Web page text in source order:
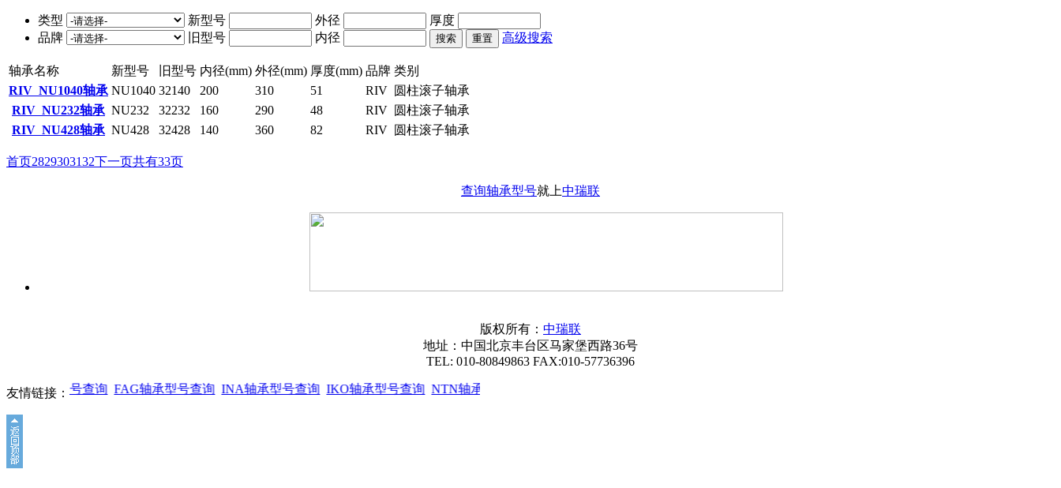
类型 新型号 外径
厚度
品牌
旧型号 内径 高级搜索
轴承名称 新型号 旧型号 内径(mm) 外径(mm) 厚度(mm) 品牌 类别
RIV NU1040轴承 NU1040 32140 200 310 51 RIV 圆柱滚子轴承
RIV NU232轴承 NU232 32232 160 290 48 RIV 圆柱滚子轴承
RIV NU428轴承 NU428 32428 140 360 82 RIV 圆柱滚子轴承
首页2829303132下一页共有33页
查询轴承型号就上中瑞联
版权所有： 中瑞联
地址：中国北京丰台区马家堡西路36号
TEL: 010-80849863 FAX:010-57736396
友情链接：
SKF轴承型号查询 FAG轴承型号查询 INA轴承型号查询 IKO轴承型号查询 NTN轴承型号查询